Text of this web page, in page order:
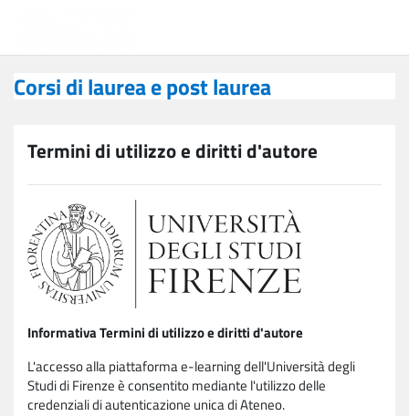
Corsi di laurea e post laurea
Termini di utilizzo e diritti d'autore
Informativa Termini di utilizzo e diritti d'autore
L'accesso alla piattaforma e-learning dell'Università degli
Studi di Firenze è consentito mediante l'utilizzo delle
credenziali di autenticazione unica di Ateneo.